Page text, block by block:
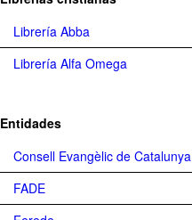
Librería Abba
Librería Alfa Omega
Entidades
Consell Evangèlic de Catalunya
FADE